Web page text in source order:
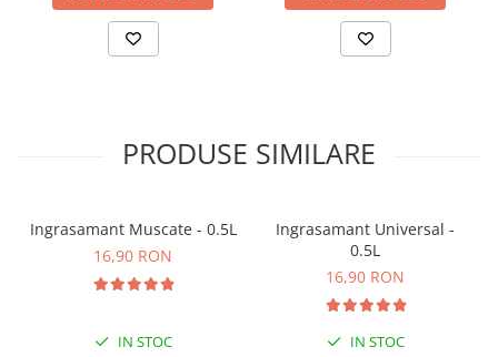
PRODUSE SIMILARE
Ingrasamant Muscate - 0.5L
16,90 RON
IN STOC
Ingrasamant Universal -
0.5L
16,90 RON
IN STOC